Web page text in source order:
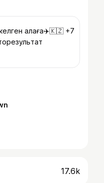
Қалаға✈️🇰🇿 +7
17.6k